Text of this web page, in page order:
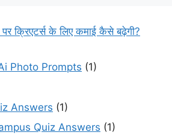
क्रिएटर्स के लिए कमाई कैसे बढ़ेगी?
Photo Prompts (1)
Answers (1)
Quiz Answers (1)